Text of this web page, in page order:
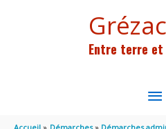
Grézac
Entre terre